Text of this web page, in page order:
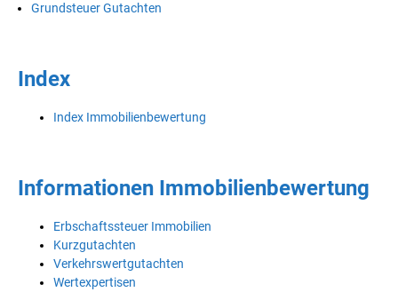
Grundsteuer Gutachten
Index
Index Immobilienbewertung
Informationen Immobilienbewertung
Erbschaftssteuer Immobilien
Kurzgutachten
Verkehrswertgutachten
Wertexpertisen